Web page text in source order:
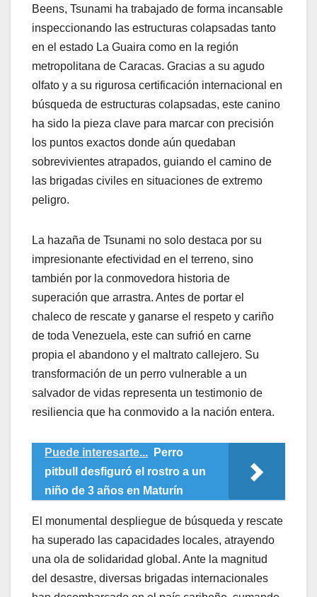
Beens, Tsunami ha trabajado de forma incansable
inspeccionando las estructuras colapsadas tanto
en el estado La Guaira como en la región
metropolitana de Caracas. Gracias a su agudo
olfato y a su rigurosa certificación internacional en
búsqueda de estructuras colapsadas, este canino
ha sido la pieza clave para marcar con precisión
los puntos exactos donde aún quedaban
sobrevivientes atrapados, guiando el camino de
las brigadas civiles en situaciones de extremo
peligro.
​La hazaña de Tsunami no solo destaca por su
impresionante efectividad en el terreno, sino
también por la conmovedora historia de
superación que arrastra. Antes de portar el
chaleco de rescate y ganarse el respeto y cariño
de toda Venezuela, este can sufrió en carne
propia el abandono y el maltrato callejero. Su
transformación de un perro vulnerable a un
salvador de vidas representa un testimonio de
resiliencia que ha conmovido a la nación entera.
Puede interesarte...
Perro
pitbull desfiguró el rostro a un
niño de 3 años en Maturín
​El monumental despliegue de búsqueda y rescate
ha superado las capacidades locales, atrayendo
una ola de solidaridad global. Ante la magnitud
del desastre, diversas brigadas internacionales